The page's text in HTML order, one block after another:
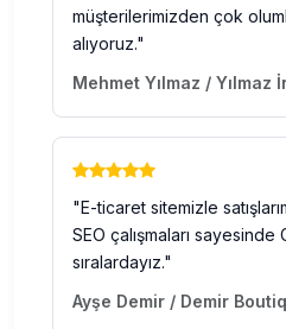
müşterilerimizden çok
alıyoruz."
Mehmet Yılmaz / Yılmaz
"E-ticaret sitemizle
SEO çalışmaları
sıralardayız."
Ayşe Demir / Demir